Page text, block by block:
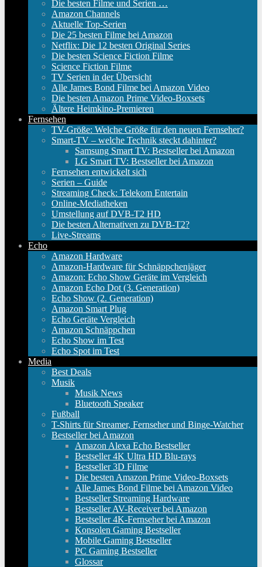
Die besten Filme und Serien …
Amazon Channels
Aktuelle Top-Serien
Die 25 besten Filme bei Amazon
Netflix: Die 12 besten Original Series
Die besten Science Fiction Filme
Science Fiction Filme
TV Serien in der Übersicht
Alle James Bond Filme bei Amazon Video
Die besten Amazon Prime Video-Boxsets
Ältere Heimkino-Premieren
Fernsehen
TV-Größe: Welche Größe für den neuen Fernseher?
Smart-TV – welche Technik steckt dahinter?
Samsung Smart TV: Bestseller bei Amazon
LG Smart TV: Bestseller bei Amazon
Fernsehen entwickelt sich
Serien – Guide
Streaming Check: Telekom Entertain
Online-Mediatheken
Umstellung auf DVB-T2 HD
Die besten Alternativen zu DVB-T2?
Live-Streams
Echo
Amazon Hardware
Amazon-Hardware für Schnäppchenjäger
Amazon: Echo Show Geräte im Vergleich
Amazon Echo Dot (3. Generation)
Echo Show (2. Generation)
Amazon Smart Plug
Echo Geräte Vergleich
Amazon Schnäppchen
Echo Show im Test
Echo Spot im Test
Media
Best Deals
Musik
Musik News
Bluetooth Speaker
Fußball
T-Shirts für Streamer, Fernseher und Binge-Watcher
Bestseller bei Amazon
Amazon Alexa Echo Bestseller
Bestseller 4K Ultra HD Blu-rays
Bestseller 3D Filme
Die besten Amazon Prime Video-Boxsets
Alle James Bond Filme bei Amazon Video
Bestseller Streaming Hardware
Bestseller AV-Receiver bei Amazon
Bestseller 4K-Fernseher bei Amazon
Konsolen Gaming Bestseller
Mobile Gaming Bestseller
PC Gaming Bestseller
Glossar